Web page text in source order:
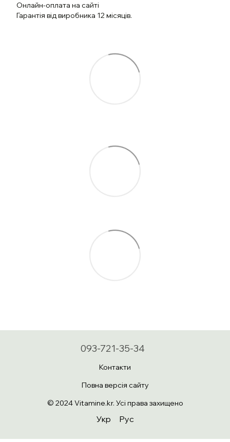
Онлайн-оплата на сайті
Гарантія від виробника 12 місяців.
093-721-35-34
Контакти
Повна версія сайту
© 2024 Vitamine.kr. Усі права захищено
Укр Рус